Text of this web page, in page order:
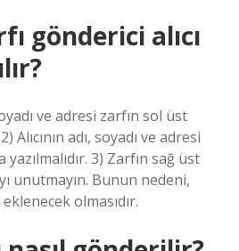
gönderici alıcı
ve adresi zarfın sol üst
Alıcının adı, soyadı ve adresi
yazılmalıdır. 3) Zarfın sağ üst
unutmayın. Bunun nedeni,
olmasıdır.